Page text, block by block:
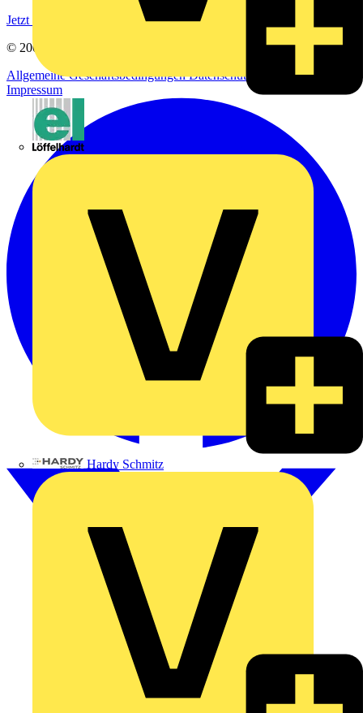
Hardy Schmitz
Jetzt registrieren
© 2002-
Allgemeine GeschäftsbedingungenDatenschutzerklärung
Impressum